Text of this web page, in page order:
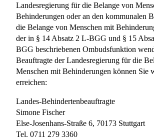
Landesregierung für die Belange von
Behinderungen oder an den kommunalen
die Belange von Menschen mit
der in § 14 Absatz 2 L-BGG und § 15
BGG beschriebenen Ombudsfunktion
Beauftragte der Landesregierung für die
Menschen mit Behinderungen können Sie
erreichen:
Landes-Behindertenbeauftragte
Simone Fischer
Else-Josenhans-Straße 6, 70173 Stuttgart
Tel. 0711 279 3360